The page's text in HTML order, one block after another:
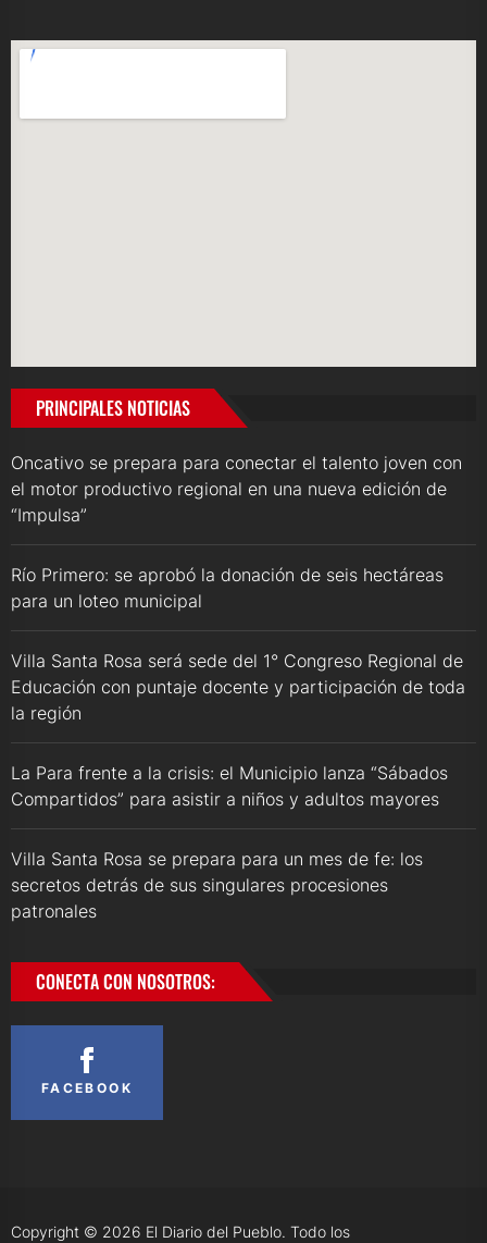
PRINCIPALES NOTICIAS
Oncativo se prepara para conectar el talento joven con
el motor productivo regional en una nueva edición de
“Impulsa”
Río Primero: se aprobó la donación de seis hectáreas
para un loteo municipal
Villa Santa Rosa será sede del 1° Congreso Regional de
Educación con puntaje docente y participación de toda
la región
La Para frente a la crisis: el Municipio lanza “Sábados
Compartidos” para asistir a niños y adultos mayores
Villa Santa Rosa se prepara para un mes de fe: los
secretos detrás de sus singulares procesiones
patronales
CONECTA CON NOSOTROS:
FACEBOOK
Copyright © 2026 El Diario del Pueblo. Todo los